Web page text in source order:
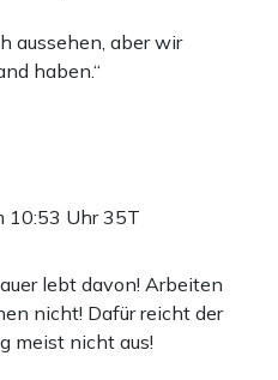
aussehen, aber wir
haben.“
10:53 Uhr35T
lebt davon! Arbeiten
nicht! Dafür reicht der
meist nicht aus!